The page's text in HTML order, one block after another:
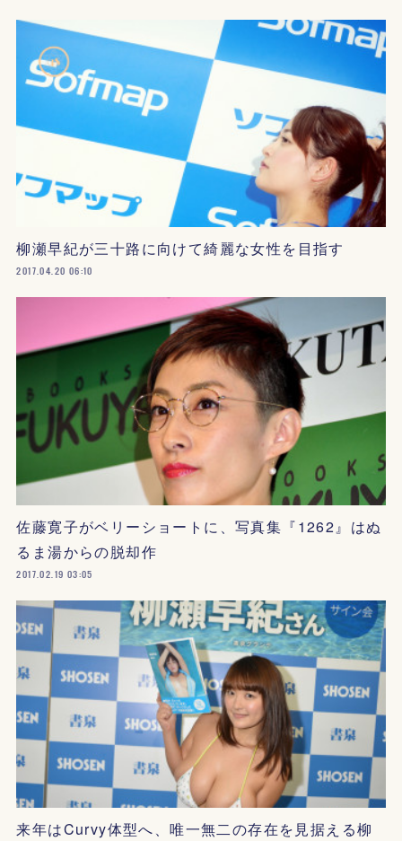
柳瀬早紀が三十路に向けて綺麗な女性を目指す
2017.04.20 06:10
佐藤寛子がベリーショートに、写真集『1262』はぬ
るま湯からの脱却作
2017.02.19 03:05
来年はCurvy体型へ、唯一無二の存在を見据える柳